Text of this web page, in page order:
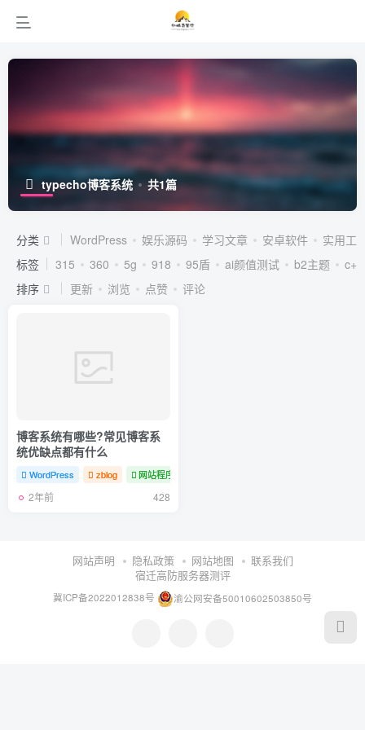
typecho博客系统 共1篇
分类 WordPress 娱乐源码 学习文章 安卓软件
实用工
标签
315 360 5g 918 95盾 ai颜值测试 b2主题
c++
排序
更新 浏览 点赞 评论
博客系统有哪些?常见博客系
统优缺点都有什么
WordPress zblog 网站程序
2年前 428
网站声明 隐私政策 网站地图
联系我们
宿迁高防服务器测评
冀ICP备2022012838号 渝公网安备50010602503850号